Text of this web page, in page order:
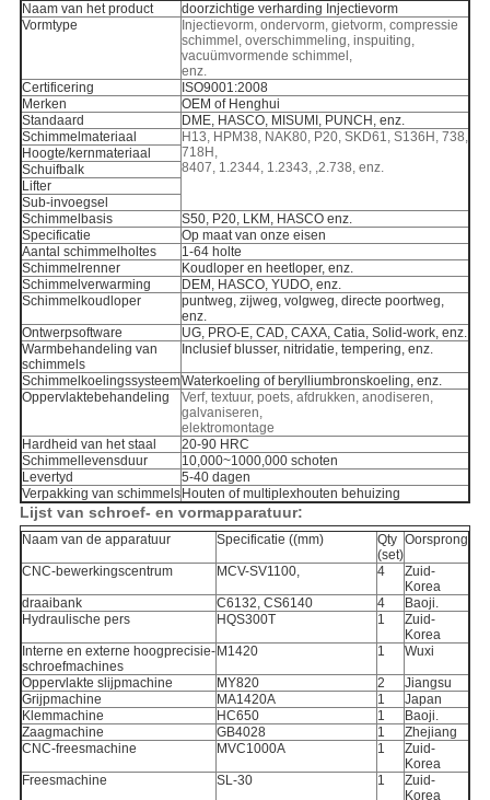
Naam van het product
doorzichtige verharding Injectievorm
Vormtype
Injectievorm, ondervorm, gietvorm, compressie
schimmel, overschimmeling, inspuiting,
vacuümvormende schimmel,
enz.
Certificering
ISO9001:2008
Merken
OEM of Henghui
Standaard
DME, HASCO, MISUMI, PUNCH, enz.
Schimmelmateriaal
H13, HPM38, NAK80, P20, SKD61, S136H, 738,
718H,
8407, 1.2344, 1.2343, ,2.738, enz.
Hoogte/kernmateriaal
Schuifbalk
Lifter
Sub-invoegsel
Schimmelbasis
S50, P20, LKM, HASCO enz.
Specificatie
Op maat van onze eisen
Aantal schimmelholtes
1-64 holte
Schimmelrenner
Koudloper en heetloper, enz.
Schimmelverwarming
DEM, HASCO, YUDO, enz.
Schimmelkoudloper
puntweg, zijweg, volgweg, directe poortweg,
enz.
Ontwerpsoftware
UG, PRO-E, CAD, CAXA, Catia, Solid-work, enz.
Warmbehandeling van
schimmels
Inclusief blusser, nitridatie, tempering, enz.
SchimmelkoelingssysteemWaterkoeling of berylliumbronskoeling, enz.
Oppervlaktebehandeling
Verf, textuur, poets, afdrukken, anodiseren,
galvaniseren,
elektromontage
Hardheid van het staal
20-90 HRC
Schimmellevensduur
10,000~1000,000 schoten
Levertyd
5-40 dagen
Verpakking van schimmels Houten of multiplexhouten behuizing
Lijst van schroef- en vormapparatuur:
Naam van de apparatuur Specificatie ((mm)
Qty
(set)
Oorsprong
CNC-bewerkingscentrum MCV-SV1100, 4
Zuid-
Korea
draaibank
C6132, CS6140 4
Baoji.
Hydraulische pers
HQS300T 1
Zuid-
Korea
Interne en externe hoogprecisie-
schroefmachines
M1420 1 Wuxi
Oppervlakte slijpmachine MY820 2
Jiangsu
Grijpmachine
MA1420A 1
Japan
Klemmachine
HC650 1
Baoji.
Zaagmachine
GB4028 1
Zhejiang
CNC-freesmachine
MVC1000A 1
Zuid-
Korea
Freesmachine
SL-30 1
Zuid-
Korea